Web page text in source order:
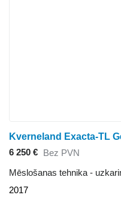
Kverneland Exacta-TL
6 250 € Bez PVN
Mēslošanas tehnika -
2017